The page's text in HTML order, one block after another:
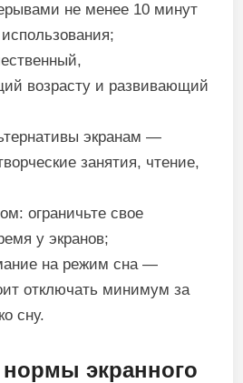
не менее 10 минут
возрасту и развивающий
экранам —
занятия, чтение,
ограничьте свое
у экранов;
на режим сна —
отключать минимум за
сну.
экранного